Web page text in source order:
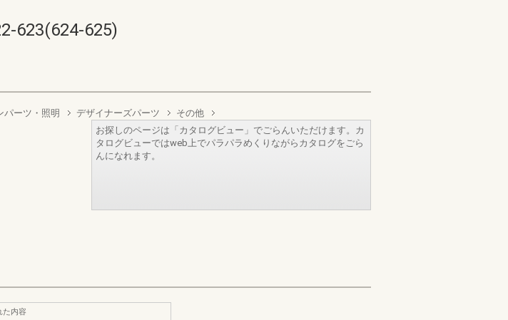
623(624-625)
パーツ・照明 デザイナーズパーツ その他
お探しのページは「カタログビュー」でごらんいただけます。カ
タログビューではweb上でパラパラめくりながらカタログをごら
んになれます。
た内容